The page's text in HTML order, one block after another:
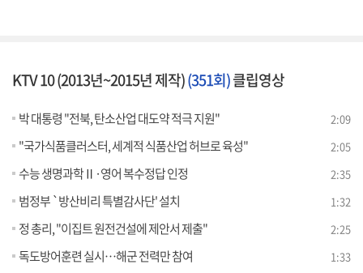
KTV 10 (2013년~2015년 제작)(351회)클립영상
박 대통령 "전북, 탄소산업 대도약 적극 지원" 2:09
"국가식품클러스터, 세계적 식품산업 허브로 육성" 2:05
수능 생명과학Ⅱ·영어 복수정답 인정 2:35
범정부 `방산비리 특별감사단' 설치 1:32
정 총리, "이집트 원전건설에 제안서 제출" 2:25
독도방어훈련 실시…해군 전력만 참여 1:33